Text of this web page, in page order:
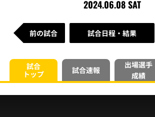
2024.06.08 SAT
前の試合 試合日程・結果
試合
トップ
試合速報
出場選手
成績